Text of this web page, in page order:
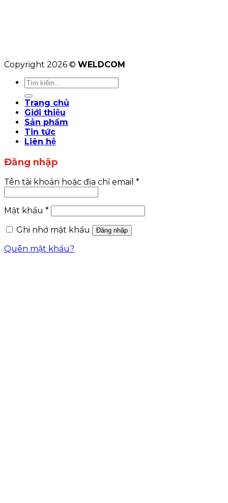
Copyright 2026 © WELDCOM
Tìm
kiếm:
Trang chủ
Giới thiệu
Sản phẩm
Tin tức
Liên hệ
Đăng nhập
Tên tài khoản hoặc địa chỉ email *
Mật khẩu *
Ghi nhớ mật khẩu
Đăng nhập
Quên mật khẩu?